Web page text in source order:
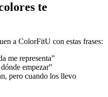
te
a ColorFitU con estas frases:
me representa”
empezar”
pero cuando los llevo